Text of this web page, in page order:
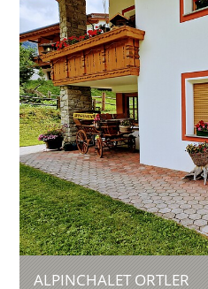
ALPINCHALET ORTLER